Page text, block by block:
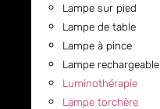
Lampe sur pied
Lampe de table
Lampe à pince
Lampe rechargeable
Luminothérapie
Lampe torchère